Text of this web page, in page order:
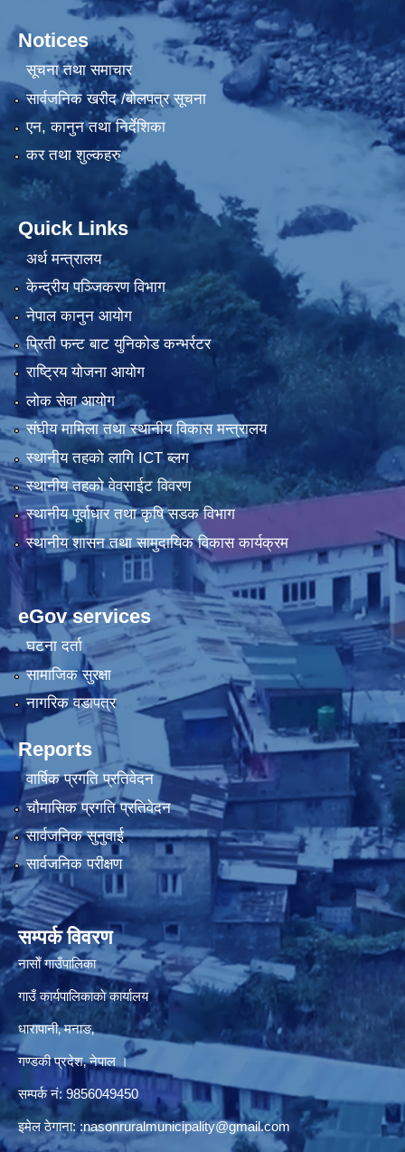
Notices
सूचना तथा समाचार
सार्वजनिक खरीद /बोलपत्र सूचना
एन, कानुन तथा निर्देशिका
कर तथा शुल्कहरु
Quick Links
अर्थ मन्त्रालय
केन्द्रीय पञ्जिकरण विभाग
नेपाल कानुन आयोग
प्रिती फन्ट बाट युनिकोड कन्भर्रटर
राष्ट्रिय योजना आयोग
लोक सेवा आयोग
संघीय मामिला तथा स्थानीय विकास मन्त्रालय
स्थानीय तहको लागि ICT ब्लग
स्थानीय तहको वेवसाईट विवरण
स्थानीय पूर्वाधार तथा कृषि सडक विभाग
स्थानीय शासन तथा सामुदायिक विकास कार्यक्रम
eGov services
घटना दर्ता
सामाजिक सुरक्षा
नागरिक वडापत्र
Reports
वार्षिक प्रगति प्रतिवेदन
चौमासिक प्रगति प्रतिवेदन
सार्वजनिक सुनुवाई
सार्वजनिक परीक्षण
सम्पर्क विवरण
नासाेँ गाउँपालिका
गाउँ कार्यपालिकाकाे कार्यालय
धारापानी‚ मनाङ‚
गण्डकी प्रदेश‚ नेपाल ।
सम्पर्क न‌ं‍: 9856049450
इमेल ठेगाना: :nasonruralmunicipality@gmail.com